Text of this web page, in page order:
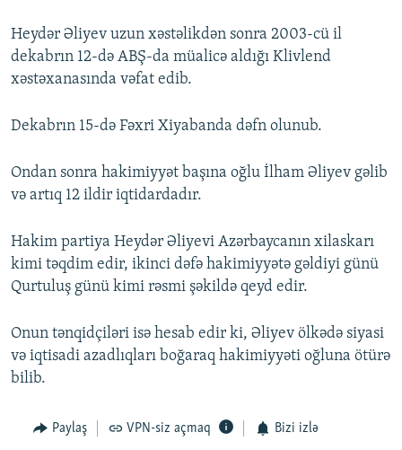
Heydər Əliyev uzun xəstəlikdən sonra 2003-cü il
dekabrın 12-də ABŞ-da müalicə aldığı Klivlend
xəstəxanasında vəfat edib.
Dekabrın 15-də Fəxri Xiyabanda dəfn olunub.
Ondan sonra hakimiyyət başına oğlu İlham Əliyev gəlib
və artıq 12 ildir iqtidardadır.
Hakim partiya Heydər Əliyevi Azərbaycanın xilaskarı
kimi təqdim edir, ikinci dəfə hakimiyyətə gəldiyi günü
Qurtuluş günü kimi rəsmi şəkildə qeyd edir.
Onun tənqidçiləri isə hesab edir ki, Əliyev ölkədə siyasi
və iqtisadi azadlıqları boğaraq hakimiyyəti oğluna ötürə
bilib.
Paylaş VPN-siz açmaq Bizi izlə